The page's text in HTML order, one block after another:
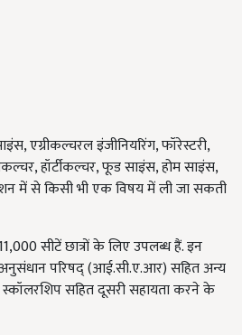
एग्रीकल्चरल इंजीनियरिंग, फॉरेस्टरी,
हॉर्टीकल्चर, फूड साइंस, होम साइंस,
में से किसी भी एक विषय में ली जा सकती
सीटें छात्रों के लिए उपलब्ध हैं. इन
अनुसंधान परिषद् (आई.सी.ए.आर) सहित अन्य
सहित दूसरी सहायता करने के